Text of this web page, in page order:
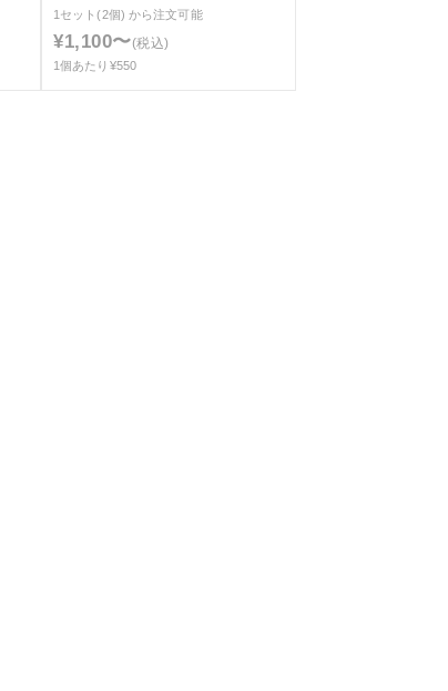
1セット(2個) から注文可能
¥1,100〜(税込)
1個あたり¥550